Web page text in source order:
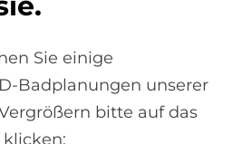
Sie einige
Badplanungen unserer
bitte auf das